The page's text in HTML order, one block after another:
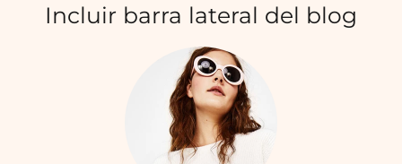
Incluir barra lateral del blog